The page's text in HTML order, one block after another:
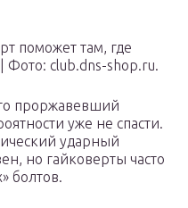
поможет там, где
Фото: club.dns-shop.ru.
проржавевший
уже не спасти.
ударный
но гайковерты часто
болтов.